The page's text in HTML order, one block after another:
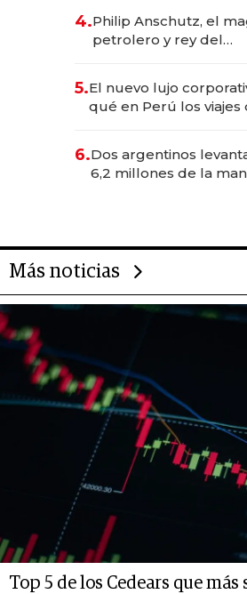
4.Philip Anschutz, el
petrolero y rey del
Fénix
5.El nuevo lujo
qué en Perú los viajes
para convertirse en
transformadoras
6.Dos argentinos
6,2 millones de la
Más noticias
Top 5 de los Cedears que